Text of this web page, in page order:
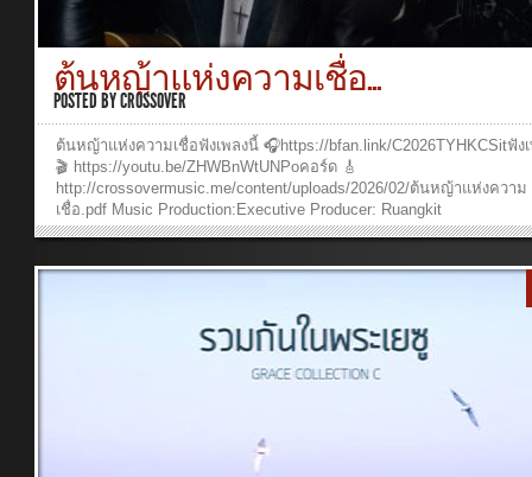
ต้นหญ้าแห่งความเชื่อ...
POSTED BYCROSSOVER
ต้นหญ้าแห่งความเชื่อฟังเพลงนี้ 🎧https://bfan.link/C2026TYHKCSitฟัง
🎬 https://youtu.be/ZHWBnWtUNPoคอร์ด 🎸
http://crossovermusic.me/content/uploads/2026/02/ต้นหญ้าแห่งความ
เชื่อ.pdf Music Production:Executive Producer: Ruangkit
YongpiyakulProducer: Ruangkit YongpiyakulAuthor : Panya
YongpiyakulVocal: Sit Anoosit DetueaphonBackground vocal : Burin
Ruangkit YongpiyakulBass: Burin SupakarapongkulDrums: Sansern
DoungkhamMix and Mastering: Burin Supakarapongkul Music Video
Production:Camera Operators: Sarita Suveera, Tanyaporn Luang-
ngernEditor: Tanyaporn Luang-ngern Verse 1:ไม่ใช่ต้นไม้ ที่โตสูงเสีย
คือต้นหญ้าที่อยู่ใกล้พื้นดินถูกแดดลมฝน พระองค์ไม่เคยทอดทิ้งพระองค์
ทุกคำร่ำร้องในหัวใจ Verse 2:ต่อให้วันนี้ อ่อนแอสักแค่ไหนแม้โดนใครย่
เหยียบก็ไม่ตายทรงเป็นความหวัง ให้คนที่ใจสลายยากสักแค่ไหน พระอง
ฉันพ้นไป Chorus:ฉันเชื่อในพระเยซูคริสต์ ท่ามกลางโลกที่โหดร้ายเยียว